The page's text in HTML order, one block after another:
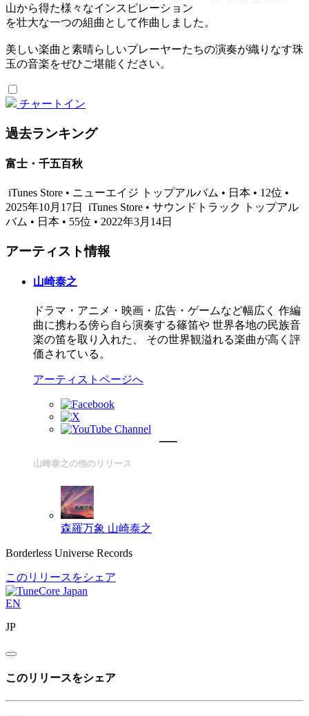
山から得た様々なインスピレーション
を壮大な一つの組曲として作曲しました。
美しい楽曲と素晴らしいプレーヤーたちの演奏が織りなす珠
玉の音楽をぜひご堪能ください。
チャートイン
過去ランキング
富士・千五百秋
iTunes Store • ニューエイジ トップアルバム • 日本 • 12位 •
2025年10月17日
iTunes Store • サウンドトラック トップアル
バム • 日本 • 55位 • 2022年3月14日
アーティスト情報
山崎泰之
ドラマ・アニメ・映画・広告・ゲームなど幅広く 作編
曲に携わる傍ら自ら演奏する篠笛や 世界各地の民族音
楽の笛を取り入れた、 その世界観溢れる楽曲が高く評
価されている。
アーティストページへ
山崎泰之の他のリリース
森羅万象 山崎泰之
Borderless Universe Records
このリリースをシェア
EN
JP
このリリースをシェア